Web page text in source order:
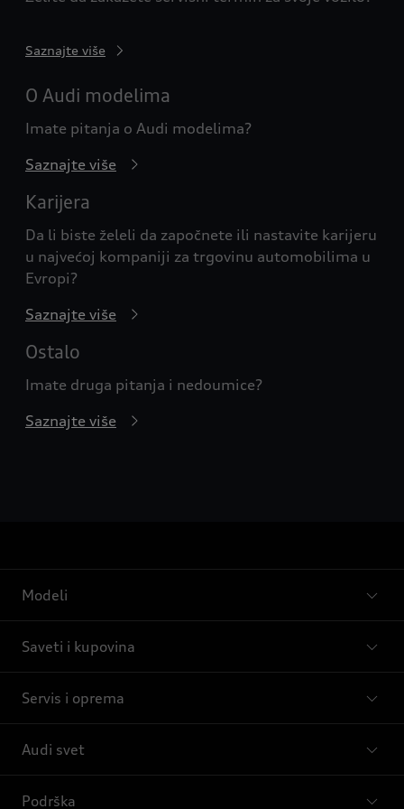
Saznajte više
O Audi modelima
Imate pitanja o Audi modelima?
Saznajte više
Karijera
Da li biste želeli da započnete ili nastavite karijeru
u najvećoj kompaniji za trgovinu automobilima u
Evropi?
Saznajte više
Ostalo
Imate druga pitanja i nedoumice?
Saznajte više
Modeli
Saveti i kupovina
Servis i oprema
Audi svet
Podrška